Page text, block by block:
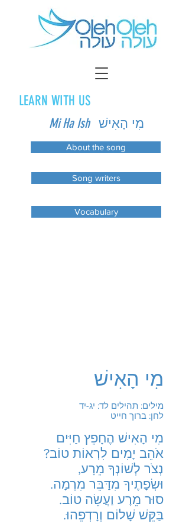
מִי הָאִישׁ
מילים: תהילים לד: יג-יד
לחן: ברוך חייט
מִי הָאִישׁ הֶחָפֵץ חַיִּים
אֹהֵב יָמִים לִרְאוֹת טוֹב?
נְצֹר לְשׁוֹנְךָ מֵרָע,
וּשְׂפָתֶיךָ מִדַּבֵּר מִרְמָה.
סוּר מֵרָע וַעֲשֵׂה טוֹב.
בַּקֵּשׁ שָׁלוֹם וְרָדְפֵהוּ.
About the song
Song writers
Vocabulary
Mi Ha Ish מִי הָאִישׁ
LEARN WITH US